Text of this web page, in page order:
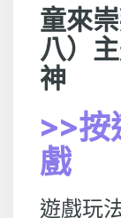
童來
八）
神
>>按
戲
遊戲玩